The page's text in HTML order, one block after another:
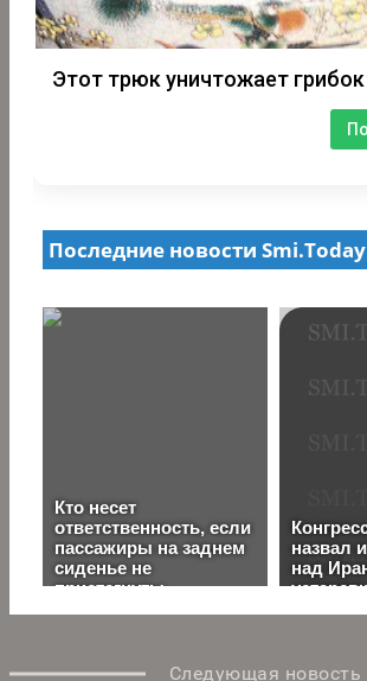
Этот трюк уничтожает грибок
Следующая новость